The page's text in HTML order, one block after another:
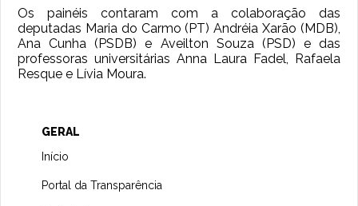
Os painéis contaram com a colaboração das
deputadas Maria do Carmo (PT) Andréia Xarão (MDB),
Ana Cunha (PSDB) e Aveilton Souza (PSD) e das
professoras universitárias Anna Laura Fadel, Rafaela
Resque e Lívia Moura.
GERAL
Início
Portal da Transparência